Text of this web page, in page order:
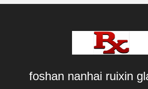
foshan nanhai ruixin